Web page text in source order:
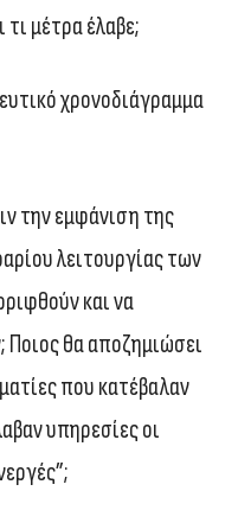
μέτρα έλαβε;
χρονοδιάγραμμα
την εμφάνιση της
λειτουργίας των
και να
Ποιος θα αποζημιώσει
που κατέβαλαν
υπηρεσίες οι